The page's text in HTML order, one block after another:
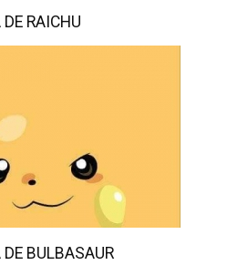
RAICHU
BULBASAUR